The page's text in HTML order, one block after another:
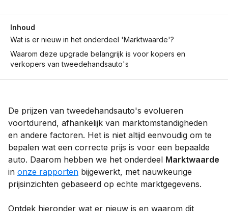
Inhoud
Wat is er nieuw in het onderdeel 'Marktwaarde'?
Waarom deze upgrade belangrijk is voor kopers en
verkopers van tweedehandsauto's
De prijzen van tweedehandsauto's evolueren
voortdurend, afhankelijk van marktomstandigheden
en andere factoren. Het is niet altijd eenvoudig om te
bepalen wat een correcte prijs is voor een bepaalde
auto. Daarom hebben we het onderdeel Marktwaarde
in onze rapporten bijgewerkt, met nauwkeurige
prijsinzichten gebaseerd op echte marktgegevens.
Ontdek hieronder wat er nieuw is en waarom dit